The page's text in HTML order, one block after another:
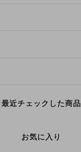
最近チェックした商品
お気に入り